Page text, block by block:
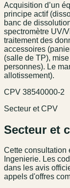
Acquisition d’un
principe actif
banc de
spectromètre UV/
traitement des
accessoires
(salle de TP),
personnes). Le
allotissement).
CPV 38540000-2
Secteur et CPV
Secteur et
Cette consultation
Ingenierie. Les
dans les avis
appels d'offres